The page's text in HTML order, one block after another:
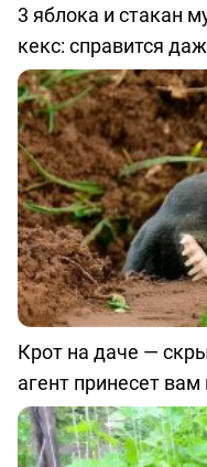
3 яблока и стакан
кекс: справится
Крот на даче —
агент принесет вам